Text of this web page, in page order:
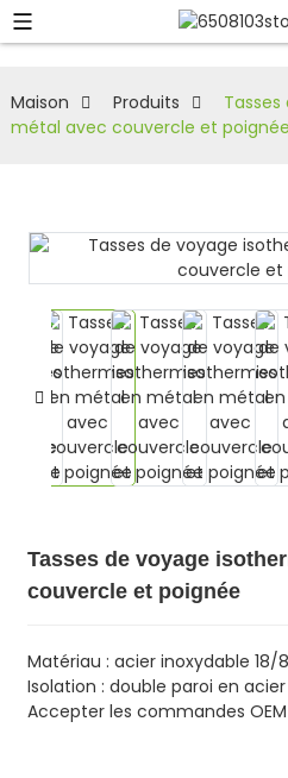
Maison Produits
métal avec couvercle et poignée
Tasses de voyage
couvercle et poignée
Matériau : acier inoxydable
Isolation : double paroi en
Accepter les commandes OEM